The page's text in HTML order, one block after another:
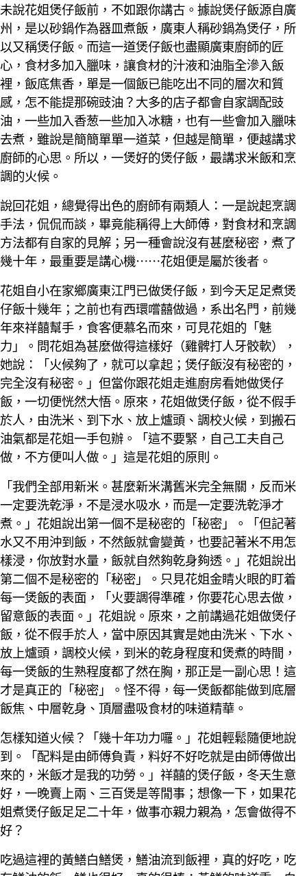
未說花姐煲仔飯前，不如跟你講古。據說煲仔飯源自廣
州，是以砂鍋作為器皿煮飯，廣東人稱砂鍋為煲仔，所
以又稱煲仔飯。而這一道煲仔飯也盡顯廣東廚師的匠
心，食材多加入臘味，讓食材的汁液和油脂全滲入飯
裡，飯底焦香，單是一個飯已能吃出不同的層次和質
感，怎不能提那碗豉油？大多的店子都會自家調配豉
油，一些加入香葱一些加入冰糖，也有一些會加入臘味
去煮，雖說是簡簡單單一道菜，但越是簡單，便越講求
廚師的心思。所以，一煲好的煲仔飯，最講求米飯和烹
調的火候。
說回花姐，總覺得出色的廚師有兩類人：一是說起烹調
手法，侃侃而談，畢竟能稱得上大師傅，對食材和烹調
方法都有自家的見解；另一種會說沒有甚麼秘密，煮了
幾十年，最重要是講心機⋯⋯花姐便是屬於後者。
花姐自小在家鄉廣東江門已做煲仔飯，到今天足足煮煲
仔飯十幾年；之前也有西環嚐囍做過，系出名門，前幾
年來祥囍幫手，食客便慕名而來，可見花姐的「魅
力」。問花姐為甚麼做得這樣好（雞髀打人牙骹軟），
她說：「火候夠了，就可以拿起；煲仔飯沒有秘密的，
完全沒有秘密。」但當你跟花姐走進廚房看她做煲仔
飯，一切便恍然大悟。原來，花姐做煲仔飯，從不假手
於人，由洗米、到下水、放上爐頭、調校火候，到搬石
油氣都是花姐一手包辦。「這不要緊，自己工夫自己
做，不方便叫人做。」這是花姐的原則。
「我們全部用新米。甚麼新米溝舊米完全無關，反而米
一定要洗乾淨，不是浸水吸水，而是一定要洗乾淨才
煮。」花姐說出第一個不是秘密的「秘密」。「但記著
水又不用沖到飯，不然飯就會變黃，也要記著米不用怎
樣浸，你放對水量，飯就自然夠乾身夠透。」花姐說出
第二個不是秘密的「秘密」。只見花姐金睛火眼的盯着
每一煲飯的表面，「火要調得準確，你要花心思去做，
留意飯的表面。」花姐說。原來，之前講過花姐做煲仔
飯，從不假手於人，當中原因其實是她由洗米、下水、
放上爐頭，調校火候，到米的乾身程度和煲煮的時間，
每一煲飯的生熟程度都了然在胸，那正是一副心思！這
才是真正的「秘密」。怪不得，每一煲飯都能做到底層
飯焦、中層乾身、頂層盡吸食材的味道精華。
怎樣知道火候？「幾十年功力囉。」花姐輕鬆隨便地說
到。「配料是由師傅負責，料好不好吃就是由師傅做出
來的，米飯才是我的功勞。」祥囍的煲仔飯，冬天生意
好，一晚賣上兩、三百煲是等閒事；想像一下，如果花
姐煮煲仔飯足足二十年，做事亦親力親為，怎會做得不
好？
吃過這裡的黃鱔白鱔煲，鱔油流到飯裡，真的好吃，吃